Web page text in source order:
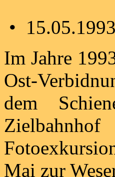
•
Im Jahre
Ost-
dem
Mai zur